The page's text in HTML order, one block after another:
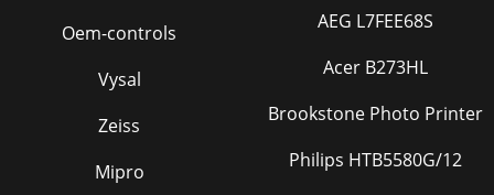
Oem-controls
Vysal
Zeiss
Mipro
AEG L7FEE68S
Acer B273HL
Brookstone Photo Printer
Philips HTB5580G/12